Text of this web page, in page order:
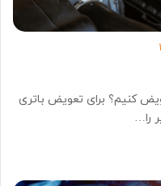
کنیم؟ برای تعویض باتری
را…